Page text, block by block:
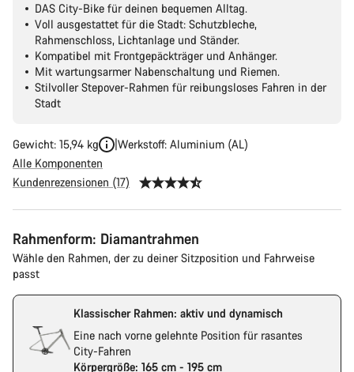
DAS City-Bike für deinen bequemen Alltag.
Voll ausgestattet für die Stadt: Schutzbleche,
Rahmenschloss, Lichtanlage und Ständer.
Kompatibel mit Frontgepäckträger und Anhänger.
Mit wartungsarmer Nabenschaltung und Riemen.
Stilvoller Stepover-Rahmen für reibungsloses Fahren in der
Stadt
Gewicht: 15,94 kg
Werkstoff: Aluminium (AL)
Alle Komponenten
Kundenrezensionen (17)
Rahmenform: Diamantrahmen
Wähle den Rahmen, der zu deiner Sitzposition und Fahrweise
passt
Klassischer Rahmen: aktiv und dynamisch
Eine nach vorne gelehnte Position für rasantes
City-Fahren
Körpergröße: 165 cm - 195 cm